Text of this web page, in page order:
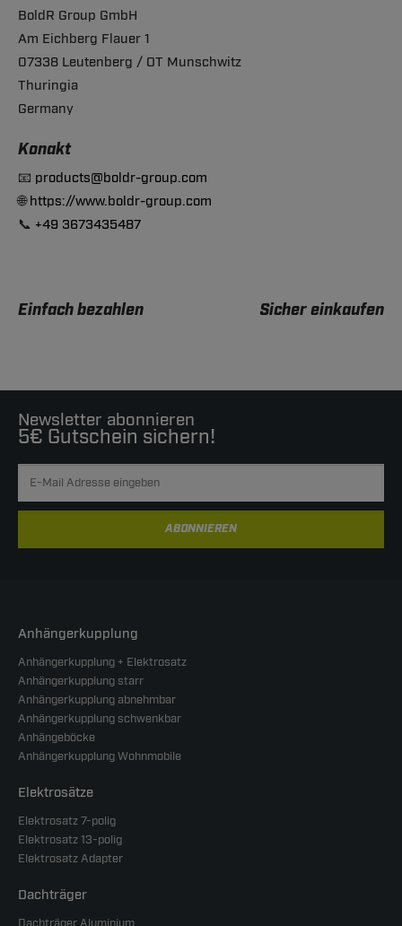
BoldR Group GmbH
Am Eichberg Flauer 1
07338 Leutenberg / OT Munschwitz
Thuringia
Germany
Konakt
📧 products@boldr-group.com
🌐https://www.boldr-group.com
📞 +49 3673435487
Einfach bezahlen Sicher einkaufen
Newsletter abonnieren
5€ Gutschein sichern!
ABONNIEREN
Anhängerkupplung
Anhängerkupplung + Elektrosatz
Anhängerkupplung starr
Anhängerkupplung abnehmbar
Anhängerkupplung schwenkbar
Anhängeböcke
Anhängerkupplung Wohnmobile
Elektrosätze
Elektrosatz 7-polig
Elektrosatz 13-polig
Elektrosatz Adapter
Dachträger